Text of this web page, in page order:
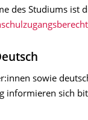
des Studiums ist
sowie
informieren sich